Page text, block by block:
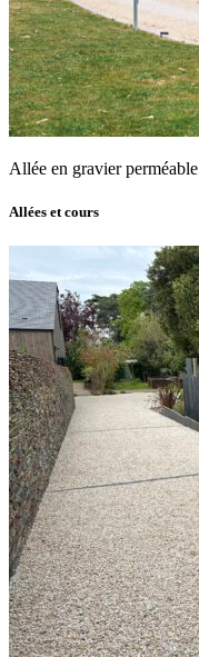
Allée en gravier perméable
Allées et cours